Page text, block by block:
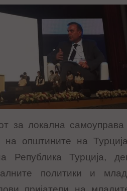
за локална
на општините на
Турција,
политики и